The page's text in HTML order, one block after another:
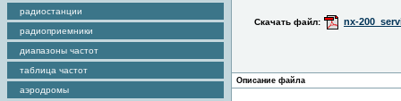
радиостанции
радиоприемники
диапазоны частот
таблица частот
аэродромы
Скачать файл: nx-
Описание файла